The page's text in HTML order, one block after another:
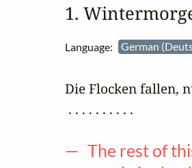
1.
Language: German
Die Flocken fallen,
. . . . . . . . . .
— The rest of